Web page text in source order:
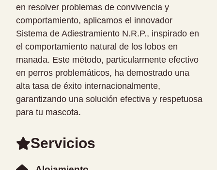
en resolver problemas de convivencia y
comportamiento, aplicamos el innovador
Sistema de Adiestramiento N.R.P., inspirado en
el comportamiento natural de los lobos en
manada. Este método, particularmente efectivo
en perros problemáticos, ha demostrado una
alta tasa de éxito internacionalmente,
garantizando una solución efectiva y respetuosa
para tu mascota.
Servicios